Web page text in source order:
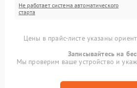
Не работает система автоматического
старта
Цены в прайс-листе указаны
Записывайтесь на
Мы проверим ваше устройство и